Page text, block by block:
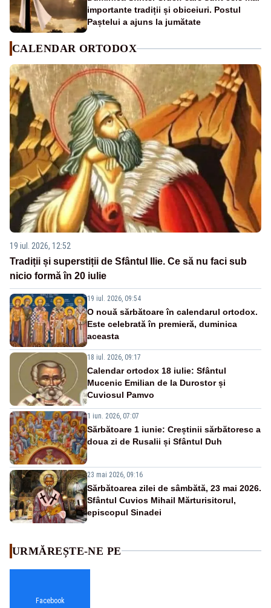
importante tradiții și obiceiuri. Postul
Paștelui a ajuns la jumătate
CALENDAR ORTODOX
19 iul. 2026, 12:52
Tradiții și superstiții de Sfântul Ilie. Ce să nu faci sub
nicio formă în 20 iulie
19 iul. 2026, 09:54
O nouă sărbătoare în calendarul ortodox.
Este celebrată în premieră, duminica
aceasta
18 iul. 2026, 09:17
Calendar ortodox 18 iulie: Sfântul
Mucenic Emilian de la Durostor și
Cuviosul Pamvo
1 iun. 2026, 07:07
Sărbătoare 1 iunie: Creștinii sărbătoresc a
doua zi de Rusalii și Sfântul Duh
23 mai 2026, 09:16
Sărbătoarea zilei de sâmbătă, 23 mai 2026.
Sfântul Cuvios Mihail Mărturisitorul,
episcopul Sinadei
URMĂREȘTE-NE PE
Facebook